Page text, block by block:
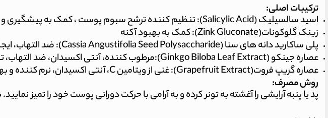
ترکیبات اصلی:
اسید سالسیلیک (Salicylic Acid): تنظیم کننده ترشح سبوم پوست ، کمک به پیشگیری و بهبود آکنه
زینک گلوکونات(Zink Gluconate): کمک به بهبود آکنه
پلی ساکارید دانه های سنا (Cassia Angustifolia Seed Polysaccharide): ضد التهاب، ایجاد لطافت و رطوبت با ماندگاری طولانی، قابض منافذ پوست
عصاره جینکو (Ginkgo Biloba Leaf Extract):مرطوب کننده، آنتی اکسیدان، ضد التهاب، تنظیم ترشح سبوم
عصاره گریپ فروت(Grapefruit Extract): غنی از ویتامین C، آنتی اکسیدان، نرم کننده و بهبود قابلیت ارتجاعی پوست
روش مصرف:
پد یا پنبه آرایشی را آغشته به تونر کرده و به آرامی با حرکت دورانی پوست خود را تمیز